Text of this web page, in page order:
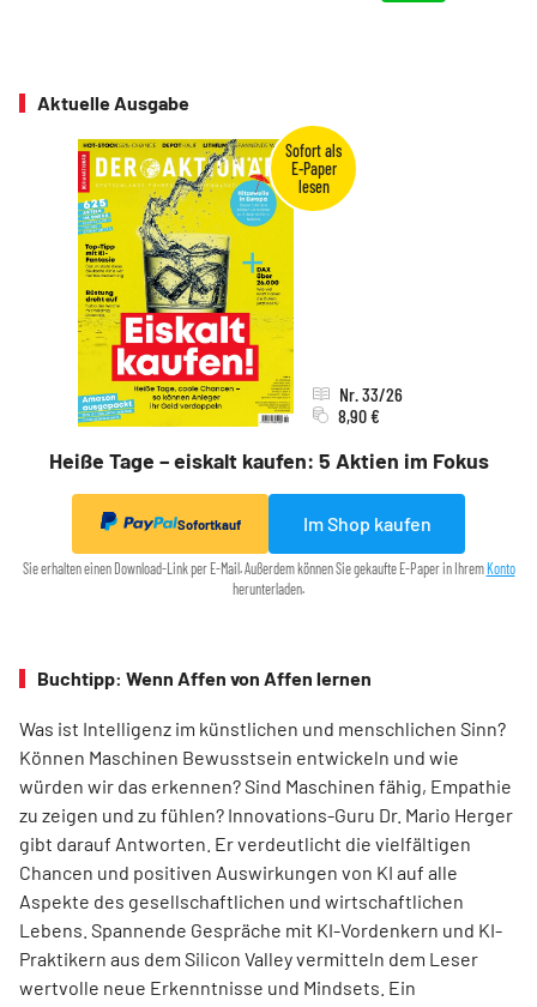
Aktuelle Ausgabe
Heiße Tage – eiskalt kaufen: 5 Aktien im Fokus
Nr. 33/26
8,90 €
Sofortkauf Im Shop kaufen
Sie erhalten einen Download-Link per E-Mail. Außerdem können Sie gekaufte E-Paper in Ihrem Konto
herunterladen.
Buchtipp: Wenn Affen von Affen lernen
Was ist Intelligenz im künstlichen und menschlichen Sinn?
Können Maschinen Bewusstsein entwickeln und wie
würden wir das erkennen? Sind Maschinen fähig, Empathie
zu zeigen und zu fühlen? Innovations-Guru Dr. Mario Herger
gibt darauf Antworten. Er verdeutlicht die viel­fältigen
Chancen und positiven Auswirkungen von KI auf alle
Aspekte des gesellschaftlichen und wirtschaftlichen
Lebens. Spannende Gespräche mit KI-Vordenkern und KI-
Praktikern aus dem Silicon Valley vermitteln dem Leser
wertvolle neue Erkenntnisse und Mindsets. Ein